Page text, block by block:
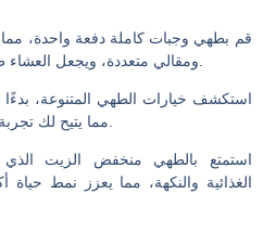
قم بطهي وجبات كاملة دفعة واحدة، مما
استكشف خيارات الطهي المتنوعة،
استمتع بالطهي منخفض الزيت
الغذائية والنكهة، مما يعزز نمط